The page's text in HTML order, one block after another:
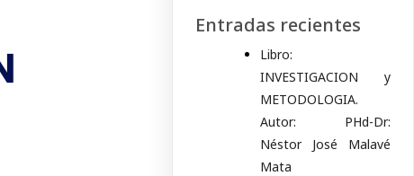
Entradas recientes
Libro:
INVESTIGACION y
METODOLOGIA.
Autor: PHd-Dr:
Néstor José Malavé
Mata